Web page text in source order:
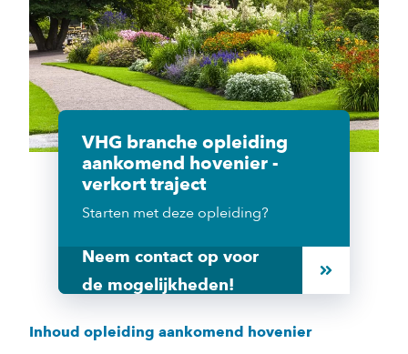
VHG branche opleiding
aankomend hovenier -
verkort traject
Starten met deze opleiding?
Neem contact op voor
de mogelijkheden!
Inhoud opleiding aankomend hovenier